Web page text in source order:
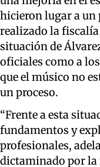
hicieron lugar a un
realizado la
situación de
oficiales como a
que el músico no
un proceso.
“Frente a esta
fundamentos y
profesionales,
dictaminado por la